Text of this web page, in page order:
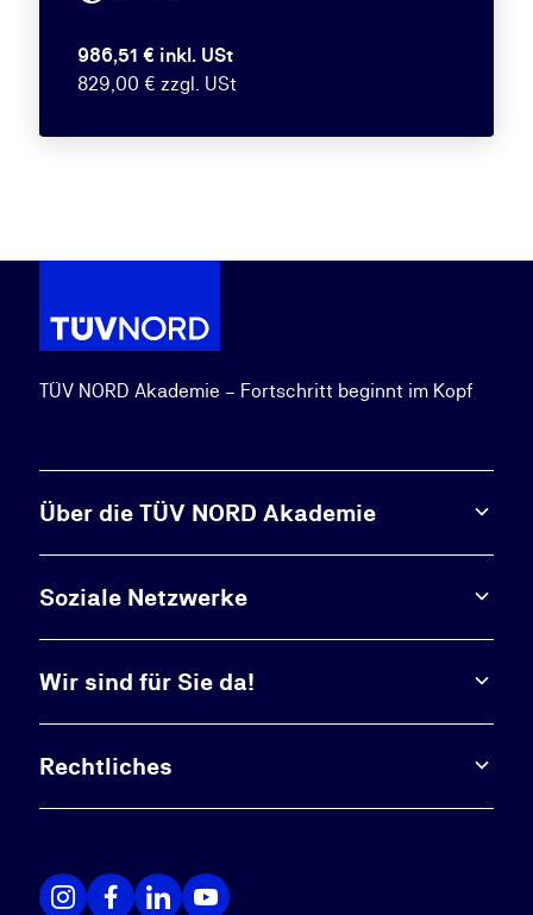
986,51 € inkl. USt
829,00 € zzgl. USt
TÜV NORD Akademie – Fortschritt beginnt im Kopf
Über die TÜV NORD Akademie
Soziale Netzwerke
Wir sind für Sie da!
Rechtliches